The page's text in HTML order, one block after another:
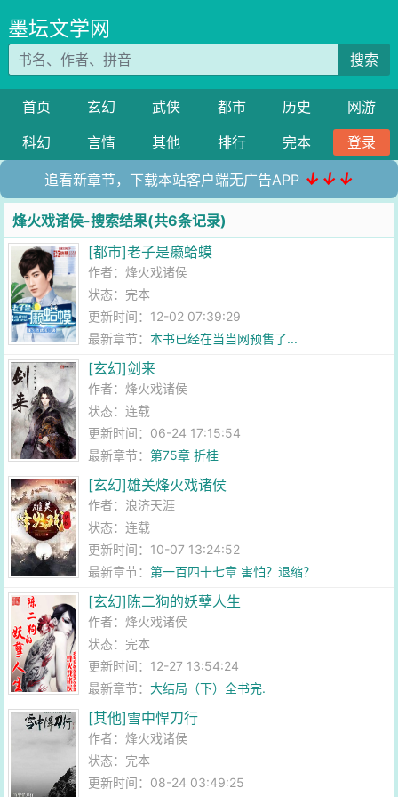
墨坛文学网
搜索
首页 玄幻 武侠 都市 历史
网游
科幻
言情 其他 排行 完本 登录
追看新章节，下载本站客户端无广告APP ↓↓↓
烽火戏诸侯-搜索结果(共6条记录)
[都市]老子是癞蛤蟆
作者：烽火戏诸侯
状态：完本
更新时间：12-02 07:39:29
最新章节：本书已经在当当网预售了...
[玄幻]剑来
作者：烽火戏诸侯
状态：连载
更新时间：06-24 17:15:54
最新章节：第75章 折桂
[玄幻]雄关烽火戏诸侯
作者： 浪济天涯
状态：连载
更新时间：10-07 13:24:52
最新章节：第一百四十七章 害怕？退缩？
[玄幻]陈二狗的妖孽人生
作者：烽火戏诸侯
状态：完本
更新时间：12-27 13:54:24
最新章节：大结局（下）全书完.
[其他]雪中悍刀行
作者：烽火戏诸侯
状态：完本
更新时间：08-24 03:49:25